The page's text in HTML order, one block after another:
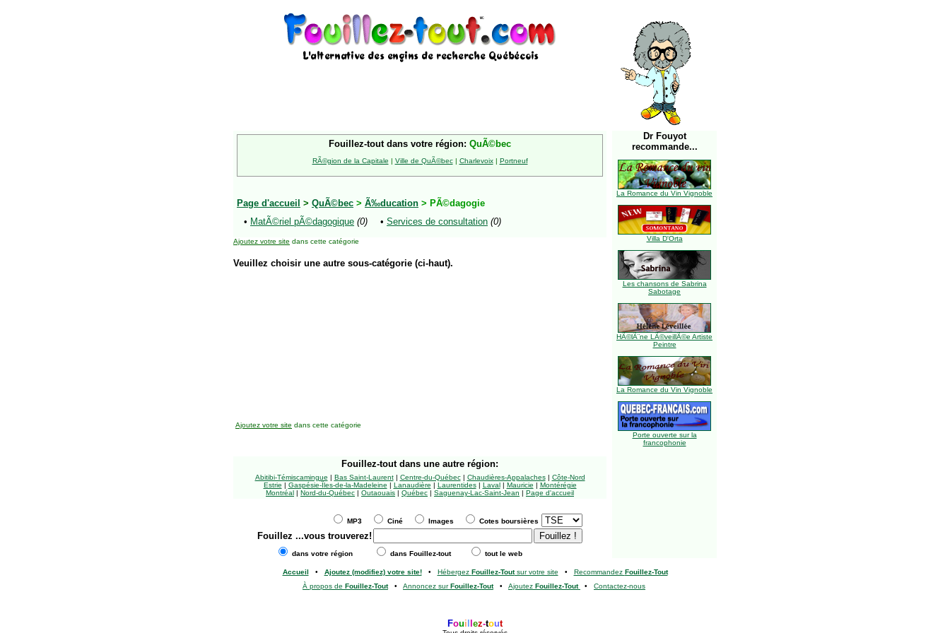
Fouillez-tout dans votre région: QuÃ©bec
RÃ©gion de la Capitale | Ville de QuÃ©bec| Charlevoix| Portneuf
Page d'accueil > QuÃ©bec > Ã‰ducation > PÃ©dagogie
• MatÃ©riel pÃ©dagogique (0) • Services de consultation (0)
Ajoutez votre site dans cette catégorie
Veuillez choisir une autre sous-catégorie (ci-haut).
Dr Fouyot
recommande...
La Romance du Vin Vignoble
Villa D'Orta
Les chansons de Sabrina
Sabotage
HÃ©lÃ¨ne LÃ©veillÃ©e Artiste
Peintre
La Romance du Vin Vignoble
Porte ouverte sur la
francophonie
Ajoutez votre site dans cette catégorie
Fouillez-tout dans une autre région:
Abitibi-Témiscamingue | Bas Saint-Laurent| Centre-du-Québec| Chaudières-Appalaches| Côte-Nord
Estrie | Gaspésie-Îles-de-la-Madeleine | Lanaudière | Laurentides| Laval| Mauricie | Montérégie
Montréal | Nord-du-Québec | Outaouais | Québec | Saguenay-Lac-Saint-Jean | Page d'accueil
MP3 Ciné Images Cotes boursières
Fouillez ...vous trouverez!
dans votre région dans Fouillez-tout tout le web
Accueil • Ajoutez (modifiez) votre site!• Hébergez Fouillez-Toutsur votre site • Recommandez Fouillez-Tout
À propos de Fouillez-Tout• Annoncez surFouillez-Tout• Ajoutez Fouillez-Tout • Contactez-nous
Foui ez-tout